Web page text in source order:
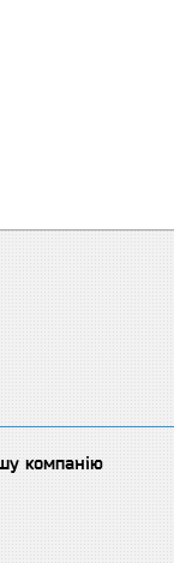
компанію